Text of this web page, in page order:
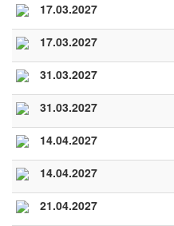
17.03.2027
17.03.2027
31.03.2027
31.03.2027
14.04.2027
14.04.2027
21.04.2027